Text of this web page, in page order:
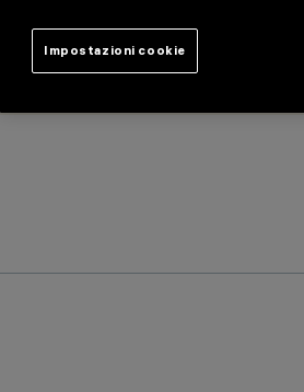
Impostazioni cookie